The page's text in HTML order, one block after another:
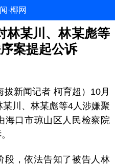
·椰网
林某川、林某彪等
案提起公诉
拔新闻记者 柯育超）10月
川、林某彪等4人涉嫌聚
海口市琼山区人民检察院
段，依法告知了被告人林